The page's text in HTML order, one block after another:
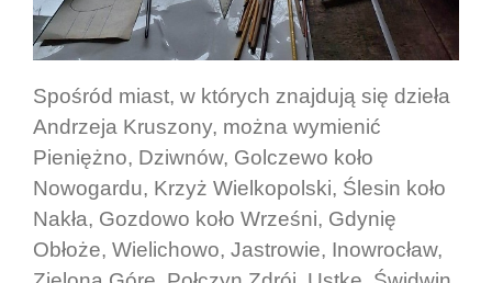
Spośród miast, w których znajdują się dzieła
Andrzeja Kruszony, można wymienić
Pieniężno, Dziwnów, Golczewo koło
Nowogardu, Krzyż Wielkopolski, Ślesin koło
Nakła, Gozdowo koło Wrześni, Gdynię
Obłoże, Wielichowo, Jastrowie, Inowrocław,